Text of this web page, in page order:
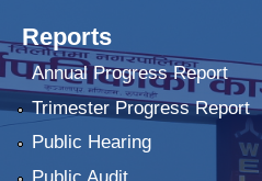
Reports
Annual Progress Report
Trimester Progress Report
Public Hearing
Public Audit